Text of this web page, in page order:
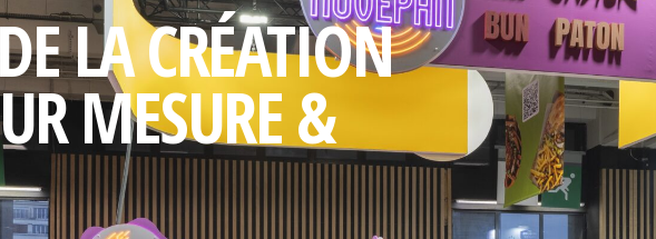
LA CRÉATION
MESURE &